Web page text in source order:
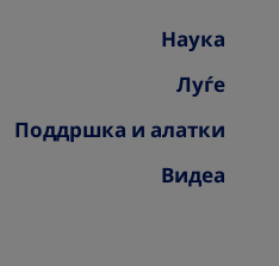
Наука
Луѓе
Поддршка и алатки
Видеа